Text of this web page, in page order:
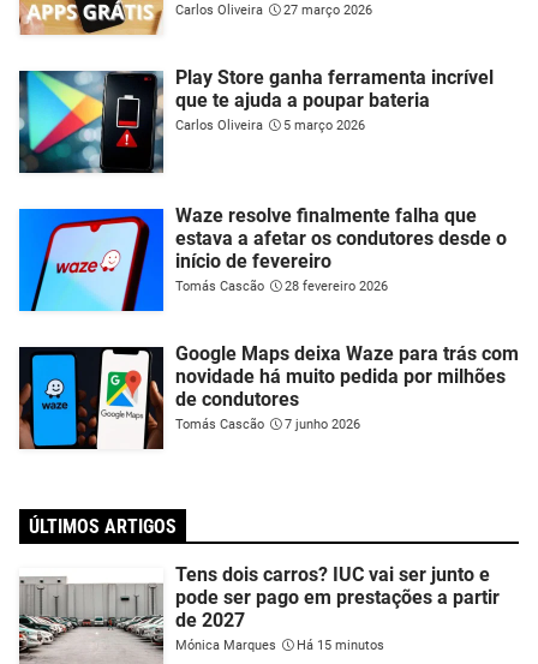
Carlos Oliveira 27 março 2026
Play Store ganha ferramenta incrível
que te ajuda a poupar bateria
Carlos Oliveira 5 março 2026
Waze resolve finalmente falha que
estava a afetar os condutores desde o
início de fevereiro
Tomás Cascão 28 fevereiro 2026
Google Maps deixa Waze para trás com
novidade há muito pedida por milhões
de condutores
Tomás Cascão 7 junho 2026
ÚLTIMOS ARTIGOS
Tens dois carros? IUC vai ser junto e
pode ser pago em prestações a partir
de 2027
Mónica Marques Há 15 minutos